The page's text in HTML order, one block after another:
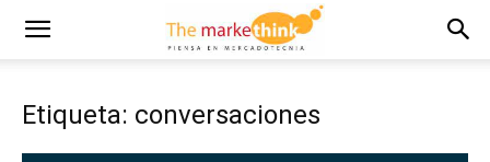
Etiqueta: conversaciones